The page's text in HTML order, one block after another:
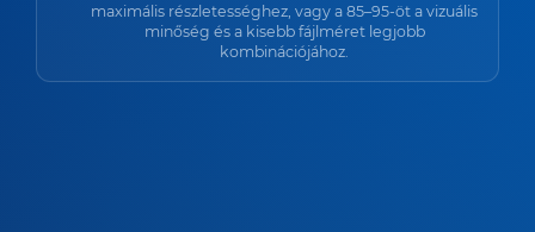
maximális részletességhez, vagy a 85–95-öt a vizuális
minőség és a kisebb fájlméret legjobb
kombinációjához.